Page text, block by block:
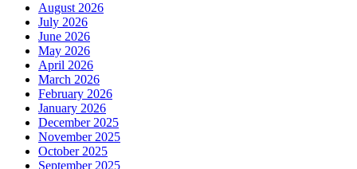
August 2026
July 2026
June 2026
May 2026
April 2026
March 2026
February 2026
January 2026
December 2025
November 2025
October 2025
September 2025